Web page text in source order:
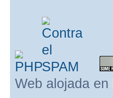
Web alojada en